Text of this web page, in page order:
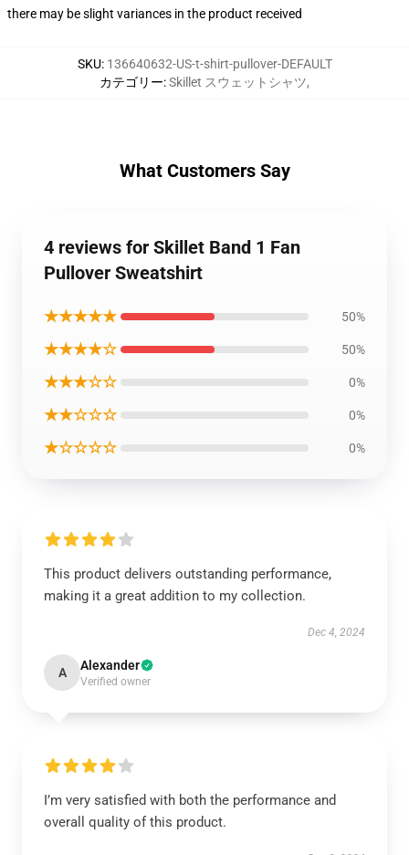
there may be slight variances in the product received
SKU: 136640632-US-t-shirt-pullover-DEFAULT
カテゴリー:Skillet スウェットシャツ,
What Customers Say
4 reviews for Skillet Band 1 Fan
Pullover Sweatshirt
★★★★★ 50%
★★★★☆ 50%
★★★☆☆ 0%
★★☆☆☆ 0%
★☆☆☆☆ 0%
This product delivers outstanding performance,
making it a great addition to my collection.
Dec 4, 2024
A Alexander
Verified owner
I’m very satisfied with both the performance and
overall quality of this product.